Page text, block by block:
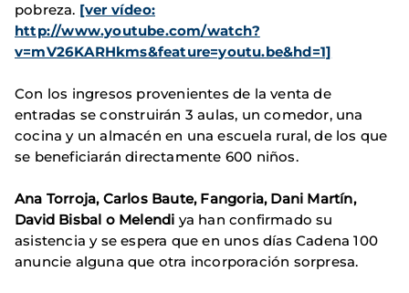
pobreza. [ver vídeo:
http://www.youtube.com/watch?
v=mV26KARHkms&feature=youtu.be&hd=1]
Con los ingresos provenientes de la venta de
entradas se construirán 3 aulas, un comedor, una
cocina y un almacén en una escuela rural, de los que
se beneficiarán directamente 600 niños.
Ana Torroja, Carlos Baute, Fangoria, Dani Martín,
David Bisbal o Melendi ya han confirmado su
asistencia y se espera que en unos días Cadena 100
anuncie alguna que otra incorporación sorpresa.